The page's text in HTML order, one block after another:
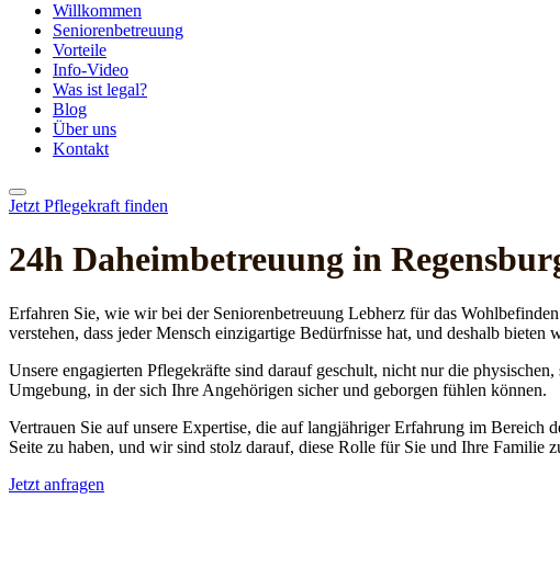
Willkommen
Seniorenbetreuung
Vorteile
Info-Video
Was ist legal?
Blog
Über uns
Kontakt
Jetzt Pflegekraft finden
24h Daheim­betreuung in
Erfahren Sie, wie wir bei der Seniorenbetreuung Lebherz für das
verstehen, dass jeder Mensch einzigartige Bedürfnisse hat, und deshalb
Unsere engagierten Pflegekräfte sind darauf geschult, nicht nur die
Umgebung, in der sich Ihre Angehörigen sicher und geborgen fühlen können.
Vertrauen Sie auf unsere Expertise, die auf langjähriger Erfahrung im
Seite zu haben, und wir sind stolz darauf, diese Rolle für Sie und Ihre Familie
Jetzt anfragen